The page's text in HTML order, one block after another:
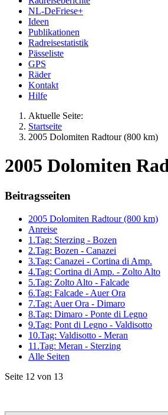
NL-DeFriese+
Ideen
Publikationen
Radreisestatistik
Pässeliste
GPS
Räder
Kontakt
Hilfe
Aktuelle Seite:
Startseite
2005 Dolomiten Radtour (800 km)
2005 Dolomiten
Beitragsseiten
2005 Dolomiten Radtour (800 km)
Anreise
1.Tag: Sterzing - Bozen
2.Tag: Bozen - Canazei
3.Tag: Canazei - Cortina di Amp.
4.Tag: Cortina di Amp. - Zolto Alto
5.Tag: Zolto Alto - Falcade
6.Tag: Falcade - Auer Ora
7.Tag: Auer Ora - Dimaro
8.Tag: Dimaro - Ponte di Legno
9.Tag: Pont di Legno - Valdisotto
10.Tag: Valdisotto - Meran
11.Tag: Meran - Sterzing
Alle Seiten
Seite 12 von 13